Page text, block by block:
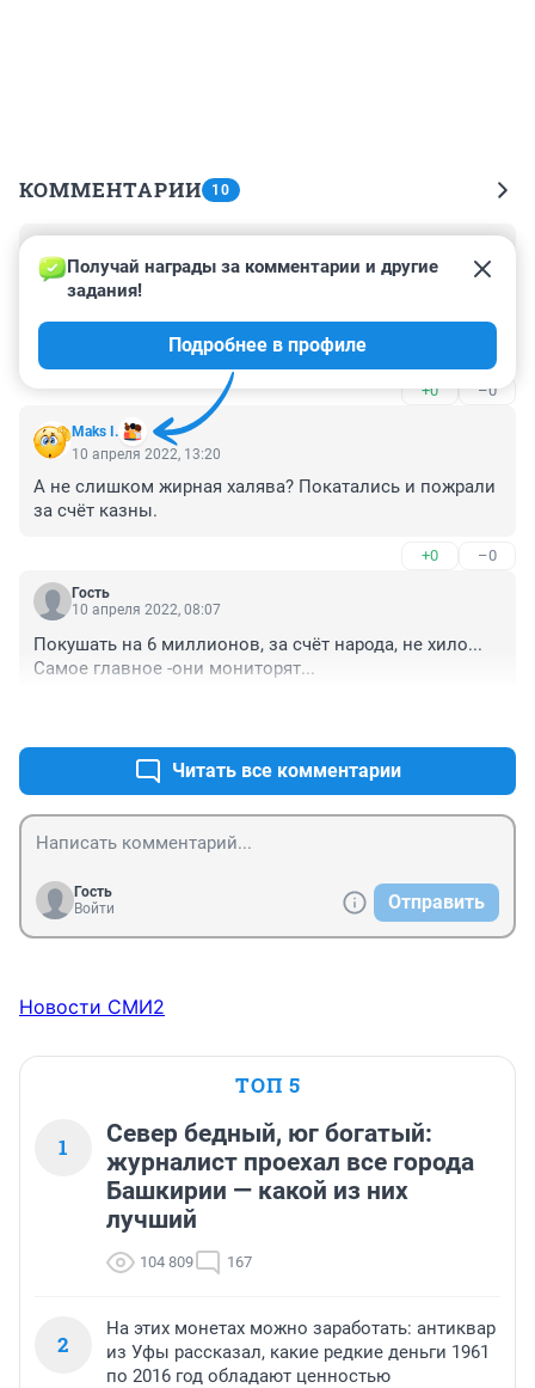
КОММЕНТАРИИ 10
10 апреля 2022, 22:59
Как лихо убирают комменты. Оставляют лишь самые
безобидные, дорога в гальках, да шлагбаум не там
+0 –0
Maks I.
Получай награды за комментарии и другие
задания!
Подробнее в профиле
10 апреля 2022, 13:20
А не слишком жирная халява? Покатались и пожрали
за счёт казны.
+0 –0
Гость
10 апреля 2022, 08:07
Покушать на 6 миллионов, за счёт народа, не хило...
Самое главное -они мониторят...
Читать все комментарии
Гость
Войти
Отправить
Новости СМИ2
ТОП 5
1
Север бедный, юг богатый:
журналист проехал все города
Башкирии — какой из них
лучший
104 809 167
2
На этих монетах можно заработать: антиквар
из Уфы рассказал, какие редкие деньги 1961
по 2016 год обладают ценностью